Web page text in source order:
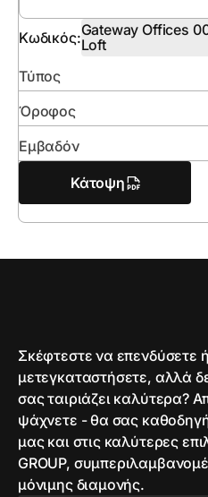
Κωδικός:Gateway Offices
Loft
Τύπος
Όροφος
Εμβαδόν
Κάτοψη
Σκέφτεστε να επενδύσετε
μετεγκαταστήσετε, αλλά
σας ταιριάζει καλύτερα?
ψάχνετε - θα σας
μας και στις καλύτερες
GROUP,
μόνιμης διαμονής.